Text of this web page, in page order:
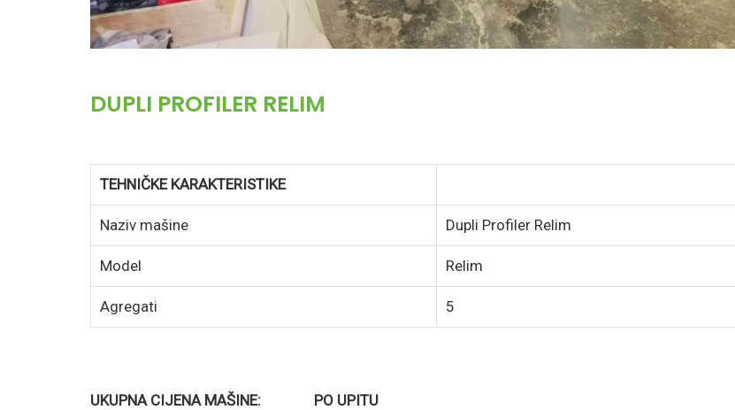
DUPLI PROFILER RELIM
TEHNIČKE KARAKTERISTIKE
Naziv mašine Dupli Profiler Relim
Model Relim
Agregati 5
UKUPNA CIJENA MAŠINE: PO UPITU